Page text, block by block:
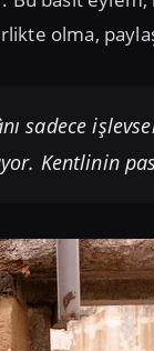
olma,
sadece
Kentlinin